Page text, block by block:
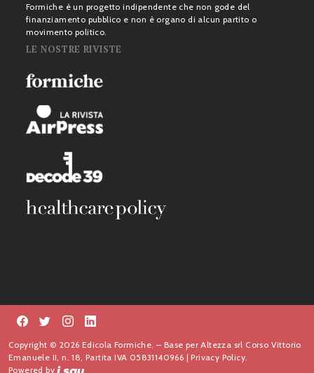
Formiche è un progetto indipendente che non gode del
finanziamento pubblico e non è organo di alcun partito o
movimento politico.
LE NOSTRE RIVISTE
Copyright © 2026 Edicola Formiche. – Base per Altezza srl Corso Vittorio
Emanuele II, n. 18, Partita IVA 05831140966 |Privacy Policy.
Powered by